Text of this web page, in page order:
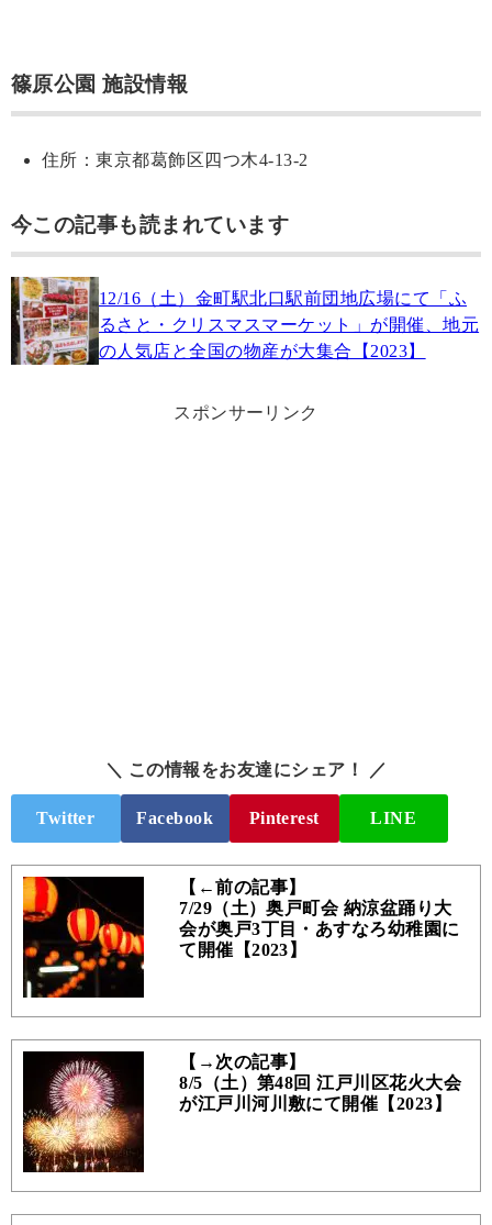
篠原公園 施設情報
住所：東京都葛飾区四つ木4-13-2
今この記事も読まれています
12/16（土）金町駅北口駅前団地広場にて「ふ
るさと・クリスマスマーケット」が開催、地元
の人気店と全国の物産が大集合【2023】
スポンサーリンク
＼ この情報をお友達にシェア！ ／
Twitter Facebook Pinterest LINE
【←前の記事】
7/29（土）奥戸町会 納涼盆踊り大
会が奥戸3丁目・あすなろ幼稚園に
て開催【2023】
【→次の記事】
8/5（土）第48回 江戸川区花火大会
が江戸川河川敷にて開催【2023】